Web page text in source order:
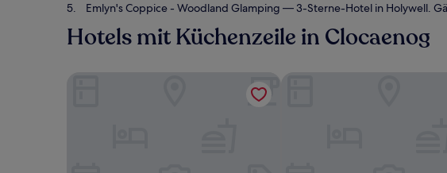
Emlyn's Coppice - Woodland Glamping — 3-Sterne-Hotel in Holywell.
Hotels mit Küchenzeile in Clocaenog